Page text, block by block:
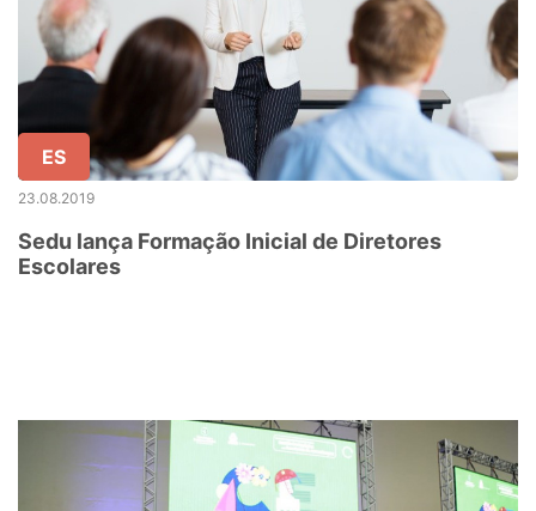
ES
23.08.2019
Sedu lança Formação Inicial de Diretores
Escolares